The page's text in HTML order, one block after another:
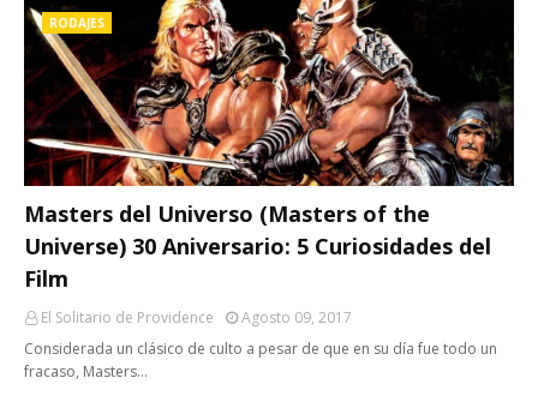
RODAJES
Masters del Universo (Masters of the
Universe) 30 Aniversario: 5 Curiosidades del
Film
El Solitario de Providence
Agosto 09, 2017
Considerada un clásico de culto a pesar de que en su día fue todo un
fracaso, Masters…